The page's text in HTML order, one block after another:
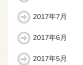
2017年7月
2017年6月
2017年5月